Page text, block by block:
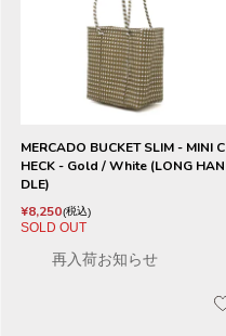
MERCADO BUCKET SLIM - MINI C
HECK - Gold / White (LONG HAN
DLE)
¥8,250 税込
SOLD OUT
再入荷お知らせ